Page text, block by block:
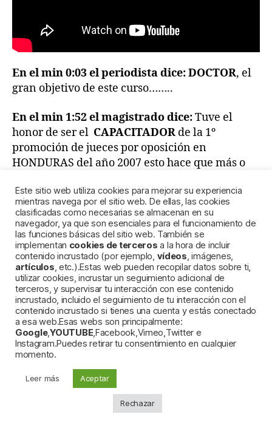
En el min 0:03 el periodista dice:DOCTOR, el
gran objetivo de este curso……..
En el min 1:52 el magistrado dice:Tuve el
honor de ser el CAPACITADOR de la 1º
promoción de jueces por oposición en
HONDURAS del año 2007 esto hace que más o
En cuanto al tema de la UNIVERSIDAD:
Fijo que si hubiese seguido estudiandoLA
MIERDA DEL GRADO DE DERECHO,
seguramente hubiese tenidoLA MALA
SUERTE( del mismo modo a como en el
“JUICIO” ) de haber tenido de profesor a dicho
magistrado. Es decir, hubiese aprobado esa
MIERDA DE GRADOen la OTRA VIDA.
Por último:
¿Qué FIABILIAD puede tener ahora un
magistrado que ha sido condenado por
Este sitio web utiliza cookies para mejorar su experiencia
mientras navega por el sitio web. De ellas, las cookies
clasificadas como necesarias se almacenan en su
navegador, ya que son esenciales para el funcionamiento de
las funciones básicas del sitio web. También se
implementan cookies de terceros a la hora de incluir
contenido incrustado (por ejemplo, vídeos, imágenes,
artículos, etc.).Estas web pueden recopilar datos sobre ti,
utilizar cookies, incrustar un seguimiento adicional de
terceros, y supervisar tu interacción con ese contenido
incrustado, incluido el seguimiento de tu interacción con el
contenido incrustado si tienes una cuenta y estás conectado
a esa web.Esas webs son principalmente:
Google,YOUTUBE,Facebook,Vimeo,Twitter e
Instagram.Puedes retirar tu consentimiento en cualquier
momento.
Leer más Aceptar
Rechazar